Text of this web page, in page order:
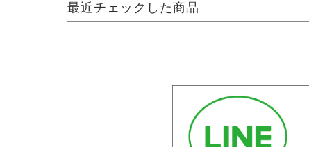
最近チェックした商品